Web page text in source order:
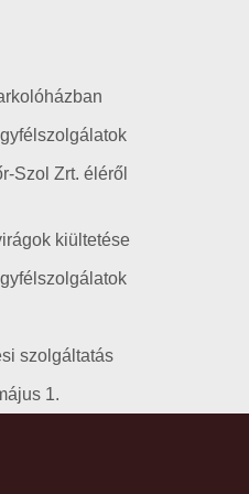
Szol Zrt. éléről
kiültetése
szolgáltatás
1.